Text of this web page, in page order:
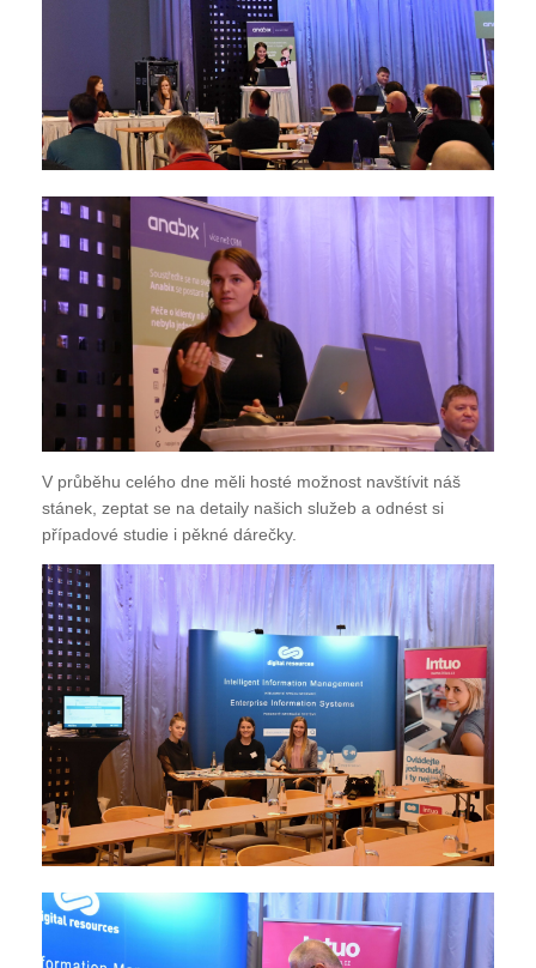
V průběhu celého dne měli hosté možnost navštívit náš
stánek, zeptat se na detaily našich služeb a odnést si
případové studie i pěkné dárečky.